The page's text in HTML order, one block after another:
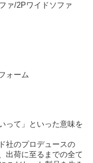
ァ/2Pワイドソファ
ォーム
って」といった意味を
社のプロデュースの
出荷に至るまでの全て